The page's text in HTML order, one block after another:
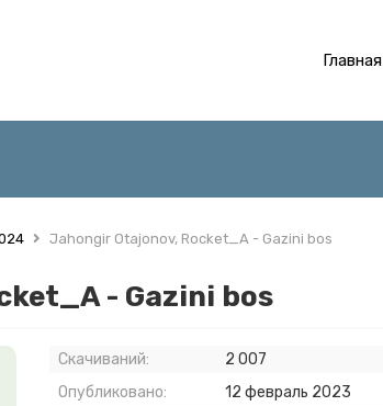
Главная
Jahongir Otajonov, Rocket_A - Gazini bos
- Gazini bos
Скачиваний:
2 007
Опубликовано:
12 февраль 2023